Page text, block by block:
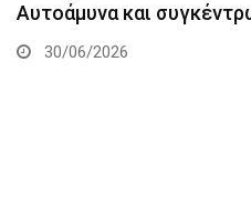
Αυτοάμυνα και
30/06/2026